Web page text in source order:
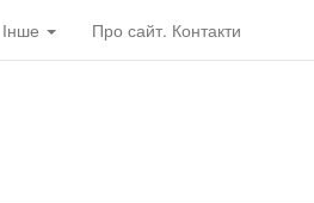
Інше Про сайт. Контакти